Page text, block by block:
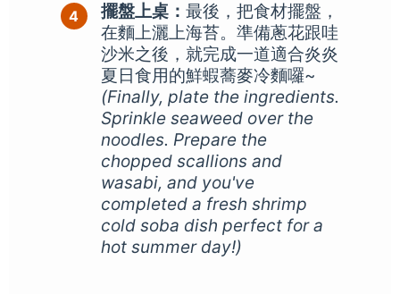
擺盤上桌： 最後，把食材擺盤，
在麵上灑上海苔。準備蔥花跟哇
沙米之後，就完成一道適合炎炎
夏日食用的鮮蝦蕎麥冷麵囉~
(Finally, plate the ingredients.
Sprinkle seaweed over the
noodles. Prepare the
chopped scallions and
wasabi, and you've
completed a fresh shrimp
cold soba dish perfect for a
hot summer day!)